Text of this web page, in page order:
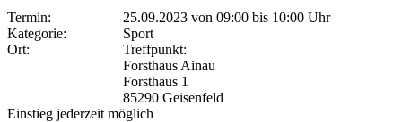
Termin: 25.09.2023 von 09:00 bis 10:00 Uhr
Kategorie:
Sport
Ort:
Treffpunkt:
Forsthaus Ainau
Forsthaus 1
85290 Geisenfeld
Einstieg jederzeit möglich